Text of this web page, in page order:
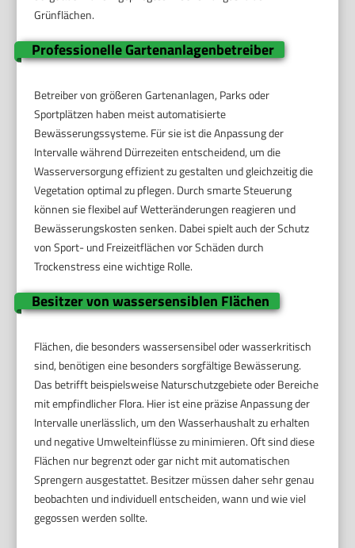
Grünflächen.
Professionelle Gartenanlagenbetreiber
Betreiber von größeren Gartenanlagen, Parks oder
Sportplätzen haben meist automatisierte
Bewässerungssysteme. Für sie ist die Anpassung der
Intervalle während Dürrezeiten entscheidend, um die
Wasserversorgung effizient zu gestalten und gleichzeitig die
Vegetation optimal zu pflegen. Durch smarte Steuerung
können sie flexibel auf Wetteränderungen reagieren und
Bewässerungskosten senken. Dabei spielt auch der Schutz
von Sport- und Freizeitflächen vor Schäden durch
Trockenstress eine wichtige Rolle.
Besitzer von wassersensiblen Flächen
Flächen, die besonders wassersensibel oder wasserkritisch
sind, benötigen eine besonders sorgfältige Bewässerung.
Das betrifft beispielsweise Naturschutzgebiete oder Bereiche
mit empfindlicher Flora. Hier ist eine präzise Anpassung der
Intervalle unerlässlich, um den Wasserhaushalt zu erhalten
und negative Umwelteinflüsse zu minimieren. Oft sind diese
Flächen nur begrenzt oder gar nicht mit automatischen
Sprengern ausgestattet. Besitzer müssen daher sehr genau
beobachten und individuell entscheiden, wann und wie viel
gegossen werden sollte.